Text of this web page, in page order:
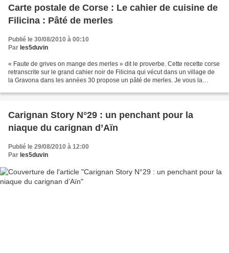
Carte postale de Corse : Le cahier de cuisine de
Filicina : Pâté de merles
Publié le 30/08/2010 à 00:10
Par les5duvin
« Faute de grives on mange des merles » dit le proverbe. Cette recette corse
retranscrite sur le grand cahier noir de Filicina qui vécut dans un village de
la Gravona dans les années 30 propose un pâté de merles. Je vous la
Carignan Story N°29 : un penchant pour la
niaque du carignan d’Aïn
Publié le 29/08/2010 à 12:00
Par les5duvin